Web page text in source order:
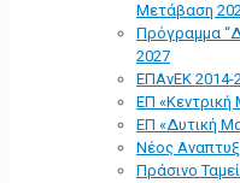
Μετάβαση
Πρόγραμμα
2027
ΕΠΑνΕΚ 2014-
ΕΠ «Kεντρική
ΕΠ «Δυτική
Νέος
Πράσινο